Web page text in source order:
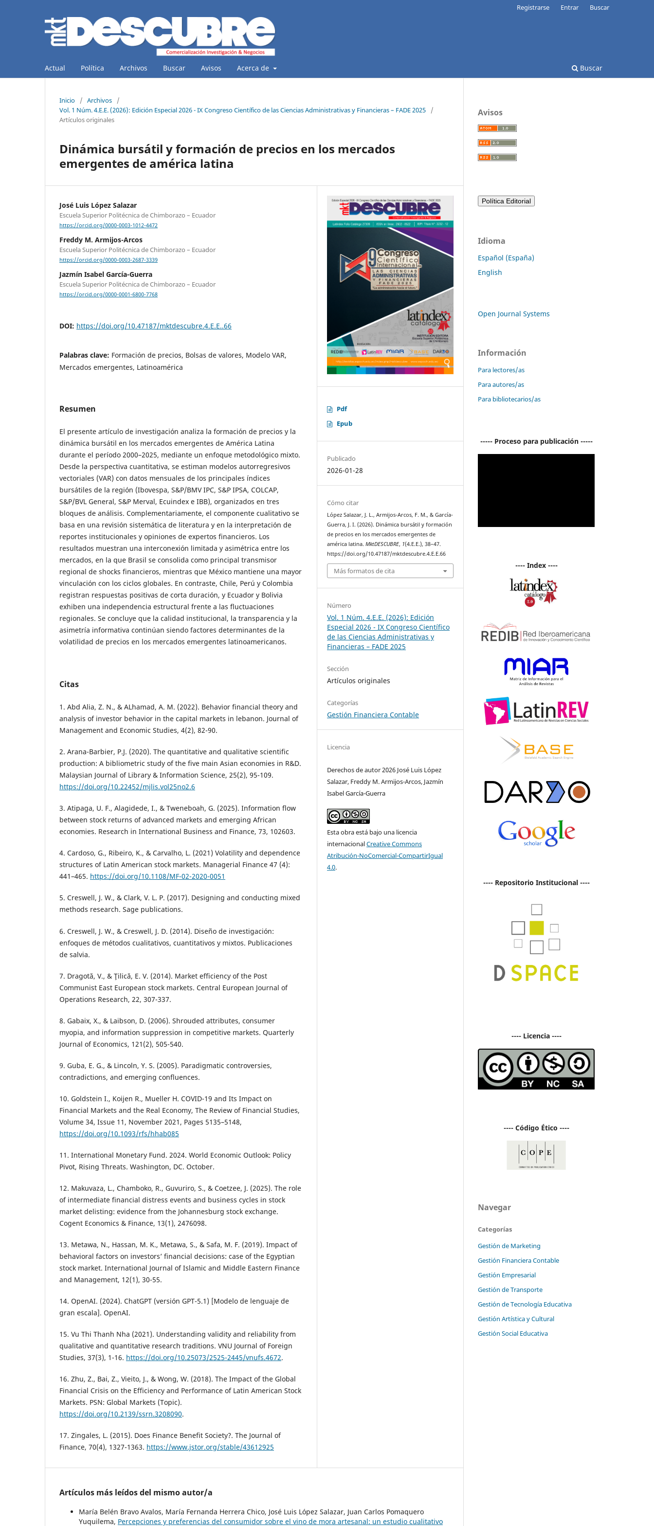
Actual Política Archivos Buscar Avisos Acerca de Buscar
Registrarse Entrar Buscar
Inicio / Archivos
/
Vol. 1 Núm. 4.E.E. (2026): Edición Especial 2026 - IX Congreso Científico de las Ciencias Administrativas y Financieras – FADE 2025
/
Artículos originales
Dinámica bursátil y formación de precios en los mercados
emergentes de américa latina
José Luis López Salazar
Escuela Superior Politécnica de Chimborazo – Ecuador
https://orcid.org/0000-0003-1012-4472
Freddy M. Armijos-Arcos
Escuela Superior Politécnica de Chimborazo – Ecuador
https://orcid.org/0000-0003-2687-3339
Jazmín Isabel García-Guerra
Escuela Superior Politécnica de Chimborazo – Ecuador
https://orcid.org/0000-0001-6800-7768
DOI: https://doi.org/10.47187/mktdescubre.4.E.E..66
Palabras clave: Formación de precios, Bolsas de valores, Modelo VAR,
Mercados emergentes, Latinoamérica
Resumen
El presente artículo de investigación analiza la formación de precios y la
dinámica bursátil en los mercados emergentes de América Latina
durante el período 2000–2025, mediante un enfoque metodológico mixto.
Desde la perspectiva cuantitativa, se estiman modelos autorregresivos
vectoriales (VAR) con datos mensuales de los principales índices
bursátiles de la región (Ibovespa, S&P/BMV IPC, S&P IPSA, COLCAP,
S&P/BVL General, S&P Merval, Ecuindex e IBB), organizados en tres
bloques de análisis. Complementariamente, el componente cualitativo se
basa en una revisión sistemática de literatura y en la interpretación de
reportes institucionales y opiniones de expertos financieros. Los
resultados muestran una interconexión limitada y asimétrica entre los
mercados, en la que Brasil se consolida como principal transmisor
regional de shocks financieros, mientras que México mantiene una mayor
vinculación con los ciclos globales. En contraste, Chile, Perú y Colombia
registran respuestas positivas de corta duración, y Ecuador y Bolivia
exhiben una independencia estructural frente a las fluctuaciones
regionales. Se concluye que la calidad institucional, la transparencia y la
asimetría informativa continúan siendo factores determinantes de la
volatilidad de precios en los mercados emergentes latinoamericanos.
Citas
1. Abd Alia, Z. N., & ALhamad, A. M. (2022). Behavior financial theory and
analysis of investor behavior in the capital markets in lebanon. Journal of
Management and Economic Studies, 4(2), 82-90.
2. Arana-Barbier, P.J. (2020). The quantitative and qualitative scientific
production: A bibliometric study of the five main Asian economies in R&D.
Malaysian Journal of Library & Information Science, 25(2), 95-109.
https://doi.org/10.22452/mjlis.vol25no2.6
3. Atipaga, U. F., Alagidede, I., & Tweneboah, G. (2025). Information flow
between stock returns of advanced markets and emerging African
economies. Research in International Business and Finance, 73, 102603.
4. Cardoso, G., Ribeiro, K., & Carvalho, L. (2021) Volatility and dependence
structures of Latin American stock markets. Managerial Finance 47 (4):
441–465. https://doi.org/10.1108/MF-02-2020-0051
5. Creswell, J. W., & Clark, V. L. P. (2017). Designing and conducting mixed
methods research. Sage publications.
6. Creswell, J. W., & Creswell, J. D. (2014). Diseño de investigación:
enfoques de métodos cualitativos, cuantitativos y mixtos. Publicaciones
de salvia.
7. Dragotă, V., & Ţilică, E. V. (2014). Market efficiency of the Post
Communist East European stock markets. Central European Journal of
Operations Research, 22, 307-337.
8. Gabaix, X., & Laibson, D. (2006). Shrouded attributes, consumer
myopia, and information suppression in competitive markets. Quarterly
Journal of Economics, 121(2), 505-540.
9. Guba, E. G., & Lincoln, Y. S. (2005). Paradigmatic controversies,
contradictions, and emerging confluences.
10. Goldstein I., Koijen R., Mueller H. COVID-19 and Its Impact on
Financial Markets and the Real Economy, The Review of Financial Studies,
Volume 34, Issue 11, November 2021, Pages 5135–5148,
https://doi.org/10.1093/rfs/hhab085
11. International Monetary Fund. 2024. World Economic Outlook: Policy
Pivot, Rising Threats. Washington, DC. October.
12. Makuvaza, L., Chamboko, R., Guvuriro, S., & Coetzee, J. (2025). The role
of intermediate financial distress events and business cycles in stock
market delisting: evidence from the Johannesburg stock exchange.
Cogent Economics & Finance, 13(1), 2476098.
13. Metawa, N., Hassan, M. K., Metawa, S., & Safa, M. F. (2019). Impact of
behavioral factors on investors’ financial decisions: case of the Egyptian
stock market. International Journal of Islamic and Middle Eastern Finance
and Management, 12(1), 30-55.
14. OpenAI. (2024). ChatGPT (versión GPT-5.1) [Modelo de lenguaje de
gran escala]. OpenAI.
15. Vu Thi Thanh Nha (2021). Understanding validity and reliability from
qualitative and quantitative research traditions. VNU Journal of Foreign
Studies, 37(3), 1-16. https://doi.org/10.25073/2525-2445/vnufs.4672.
16. Zhu, Z., Bai, Z., Vieito, J., & Wong, W. (2018). The Impact of the Global
Financial Crisis on the Efficiency and Performance of Latin American Stock
Markets. PSN: Global Markets (Topic).
https://doi.org/10.2139/ssrn.3208090.
17. Zingales, L. (2015). Does Finance Benefit Society?. The Journal of
Finance, 70(4), 1327-1363. https://www.jstor.org/stable/43612925
Pdf
Epub
Publicado
2026-01-28
Cómo citar
López Salazar, J. L., Armijos-Arcos, F. M., & García-
Guerra, J. I. (2026). Dinámica bursátil y formación
de precios en los mercados emergentes de
américa latina.MktDESCUBRE, 1(4.E.E.), 38–47.
https://doi.org/10.47187/mktdescubre.4.E.E.66
Más formatos de cita
Número
Vol. 1 Núm. 4.E.E. (2026): Edición
Especial 2026 - IX Congreso Científico
de las Ciencias Administrativas y
Financieras – FADE 2025
Sección
Artículos originales
Categorías
Gestión Financiera Contable
Licencia
Derechos de autor 2026 José Luis López
Salazar, Freddy M. Armijos-Arcos, Jazmín
Isabel García-Guerra
Esta obra está bajo una licencia
internacionalCreative Commons
Atribución-NoComercial-CompartirIgual
4.0.
Artículos más leídos del mismo autor/a
María Belén Bravo Avalos, María Fernanda Herrera Chico, José Luis López Salazar, Juan Carlos Pomaquero
Yuquilema, Percepciones y preferencias del consumidor sobre el vino de mora artesanal: un estudio cualitativo
Avisos
Idioma
Español (España)
English
Open Journal Systems
Información
Para lectores/as
Para autores/as
Para bibliotecarios/as
----- Proceso para publicación -----
---- Index ----
---- Repositorio Institucional ----
---- Licencia ----
---- Código Ético ----
Navegar
Categorías
Gestión de Marketing
Gestión Financiera Contable
Gestión Empresarial
Gestión de Transporte
Gestión de Tecnología Educativa
Gestión Artística y Cultural
Gestión Social Educativa